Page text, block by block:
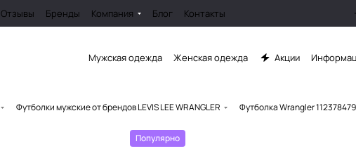
Отзывы Бренды Компания Блог Контакты
Мужская одежда Женская одежда Акции
Футболки мужские от брендов LEVIS LEE WRANGLER Футболка Wrangler 112378479
Популярно